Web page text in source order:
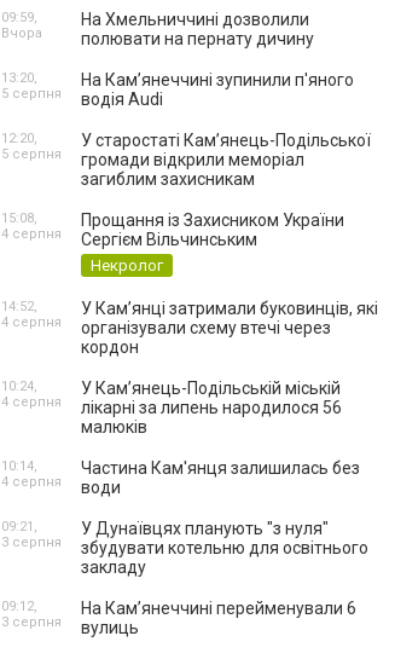
На Хмельниччині дозволили
полювати на пернату дичину
09:59,
Вчора
На Камʼянеччині зупинили п'яного
водія Audi
13:20,
5 серпня
У старостаті Кам’янець-Подільської
громади відкрили меморіал
загиблим захисникам
12:20,
5 серпня
Прощання із Захисником України
Сергієм Вільчинським
Некролог
15:08,
4 серпня
У Кам’янці затримали буковинців, які
організували схему втечі через
кордон
14:52,
4 серпня
У Кам’янець-Подільській міській
лікарні за липень народилося 56
малюків
10:24,
4 серпня
Частина Кам'янця залишилась без
води
10:14,
4 серпня
У Дунаївцях планують "з нуля"
збудувати котельню для освітнього
закладу
09:21,
3 серпня
На Камʼянеччині перейменували 6
вулиць
09:12,
3 серпня